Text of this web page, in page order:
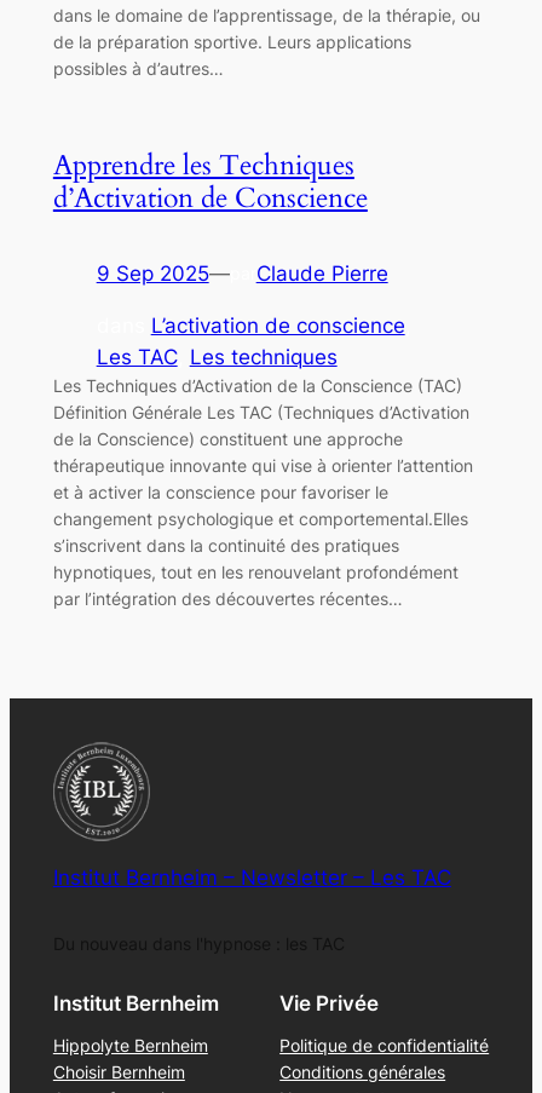
dans le domaine de l’apprentissage, de la thérapie, ou
de la préparation sportive. Leurs applications
possibles à d’autres…
Apprendre les Techniques
d’Activation de Conscience
9 Sep 2025—par Claude Pierre
L’activation de conscience
Les TAC, Les techniques
Les Techniques d’Activation de la Conscience (TAC)
Définition Générale Les TAC (Techniques d’Activation
de la Conscience) constituent une approche
thérapeutique innovante qui vise à orienter l’attention
et à activer la conscience pour favoriser le
changement psychologique et comportemental.Elles
s’inscrivent dans la continuité des pratiques
hypnotiques, tout en les renouvelant profondément
par l’intégration des découvertes récentes…
Institut Bernheim – Newsletter – Les TAC
Institut Bernheim
Hippolyte Bernheim
Choisir Bernheim
Vie Privée
Politique de confidentialité
Conditions générales